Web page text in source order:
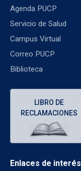
Agenda PUCP
Servicio de Salud
Campus Virtual
Correo PUCP
Biblioteca
LIBRO DE
RECLAMACIONES
Enlaces de interés